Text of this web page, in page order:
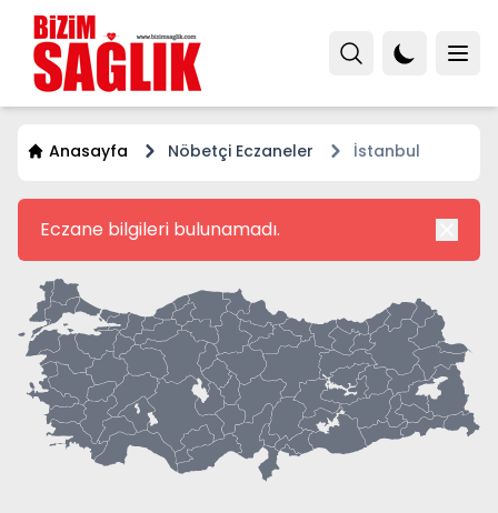
Anasayfa Nöbetçi Eczaneler İstanbul
Eczane bilgileri bulunamadı.